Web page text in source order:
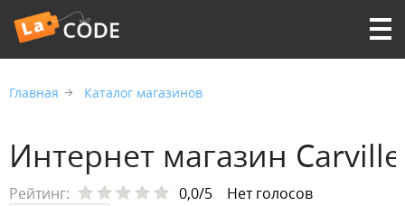
Главная Каталог магазинов
Интернет магазин
Рейтинг: 0,0/5 Нет голосов